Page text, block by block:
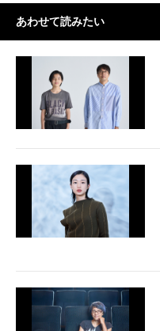
あわせて読みたい